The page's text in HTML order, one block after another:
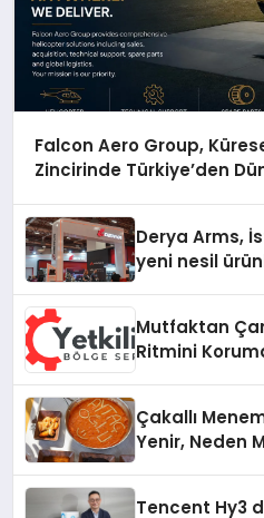
Falcon Aero Group,
Zincirinde Türkiye’den
Derya Arms,
yeni nesil
Mutfaktan
Ritmini
Çakallı
Yenir, Neden
Tencent Hy3